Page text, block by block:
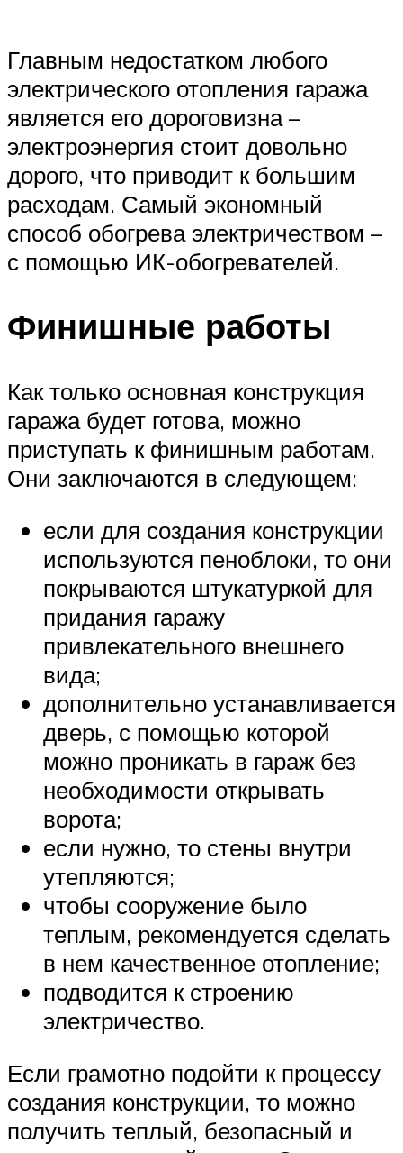
Главным недостатком любого
электрического отопления гаража
является его дороговизна –
электроэнергия стоит довольно
дорого, что приводит к большим
расходам. Самый экономный
способ обогрева электричеством –
с помощью ИК-обогревателей.
Финишные работы
Как только основная конструкция
гаража будет готова, можно
приступать к финишным работам.
Они заключаются в следующем:
если для создания конструкции
используются пеноблоки, то они
покрываются штукатуркой для
придания гаражу
привлекательного внешнего
вида;
дополнительно устанавливается
дверь, с помощью которой
можно проникать в гараж без
необходимости открывать
ворота;
если нужно, то стены внутри
утепляются;
чтобы сооружение было
теплым, рекомендуется сделать
в нем качественное отопление;
подводится к строению
электричество.
Если грамотно подойти к процессу
создания конструкции, то можно
получить теплый, безопасный и